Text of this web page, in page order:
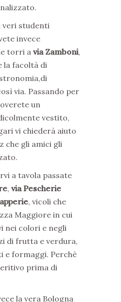
veri studenti
invece
torri a via Zamboni,
la facoltà di
via. Passando per
un
vestito,
vi chiederà aiuto
che gli amici gli
a tavola passate
, via Pescherie
, vicoli che
Maggiore in cui
nei colori e negli
di frutta e verdura,
e formaggi. Perchè
prima di
la vera Bologna